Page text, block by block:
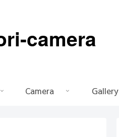
camera
Camera Gallery